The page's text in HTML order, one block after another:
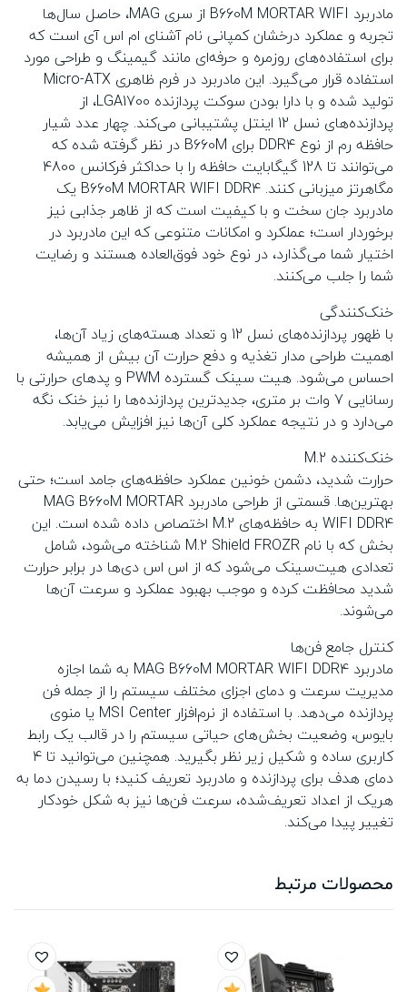
مادربرد B660M MORTAR WIFI از سری MAG، حاصل سال‌ها
تجربه و عملکرد درخشان کمپانی نام آشنای ام اس آی است که
برای استفاده‌های روزمره و حرفه‌ای مانند گیمینگ و طراحی مورد
استفاده قرار می‌گیرد. این مادربرد در فرم ظاهری Micro-ATX
تولید شده و با دارا بودن سوکت پردازنده LGA1700، از
پردازنده‌های نسل 12 اینتل پشتیبانی می‌کند. چهار عدد شیار
حافظه رم از نوع DDR4 برای B660M در نظر گرفته شده که
می‌توانند تا 128 گیگابایت حافظه را با حداکثر فرکانس 4800
مگاهرتز میزبانی کنند. B660M MORTAR WIFI DDR4 یک
مادربرد جان سخت و با کیفیت است که از ظاهر جذابی نیز
برخوردار است؛ عملکرد و امکانات متنوعی که این مادربرد در
اختیار شما می‌گذارد، در نوع خود فوق‌العاده هستند و رضایت
شما را جلب می‌کنند.
خنک‌کنندگی
با ظهور پردازنده‌های نسل 12 و تعداد هسته‌های زیاد آن‌ها،
اهمیت طراحی مدار تغذیه و دفع حرارت آن بیش از همیشه
احساس می‌شود. هیت سینک گسترده PWM و پدهای حرارتی با
رسانایی 7 وات بر متری، جدیدترین پردازنده‌ها را نیز خنک نگه
می‌دارد و در نتیجه عملکرد کلی آن‌ها نیز افزایش می‌یابد.
خنک‌کننده M.2
حرارت شدید، دشمن خونین عملکرد حافظه‌های جامد است؛ حتی
بهترین‌ها. قسمتی از طراحی مادربرد MAG B660M MORTAR
WIFI DDR4 به حافظه‌های M.2 اختصاص داده شده است. این
بخش که با نام M.2 Shield FROZR شناخته می‌شود، شامل
تعدادی هیت‌سینک می‌شود که از اس اس دی‌ها در برابر حرارت
شدید محافظت کرده و موجب بهبود عملکرد و سرعت آن‌ها
می‌شوند.
کنترل جامع فن‌ها
مادربرد MAG B660M MORTAR WIFI DDR4 به شما اجازه
مدیریت سرعت و دمای اجزای مختلف سیستم را از جمله فن‌
پردازنده می‌دهد. با استفاده از نرم‌افزار MSI Center یا منوی
بایوس، وضعیت بخش‌های حیاتی سیستم را در قالب یک رابط
کاربری ساده و شکیل زیر نظر بگیرید. همچنین می‌توانید تا 4
دمای هدف برای پردازنده و مادربرد تعریف کنید؛ با رسیدن دما به
هریک از اعداد تعریف‌شده، سرعت فن‌ها نیز به شکل خودکار
تغییر پیدا می‌کند.
محصولات مرتبط